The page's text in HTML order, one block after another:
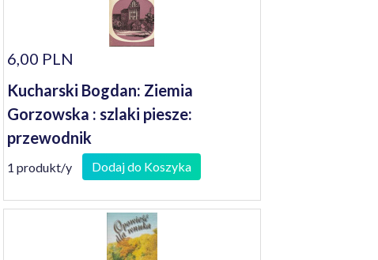
6,00 PLN
Kucharski Bogdan: Ziemia
Gorzowska : szlaki piesze:
przewodnik
1 produkt/y Dodaj do Koszyka